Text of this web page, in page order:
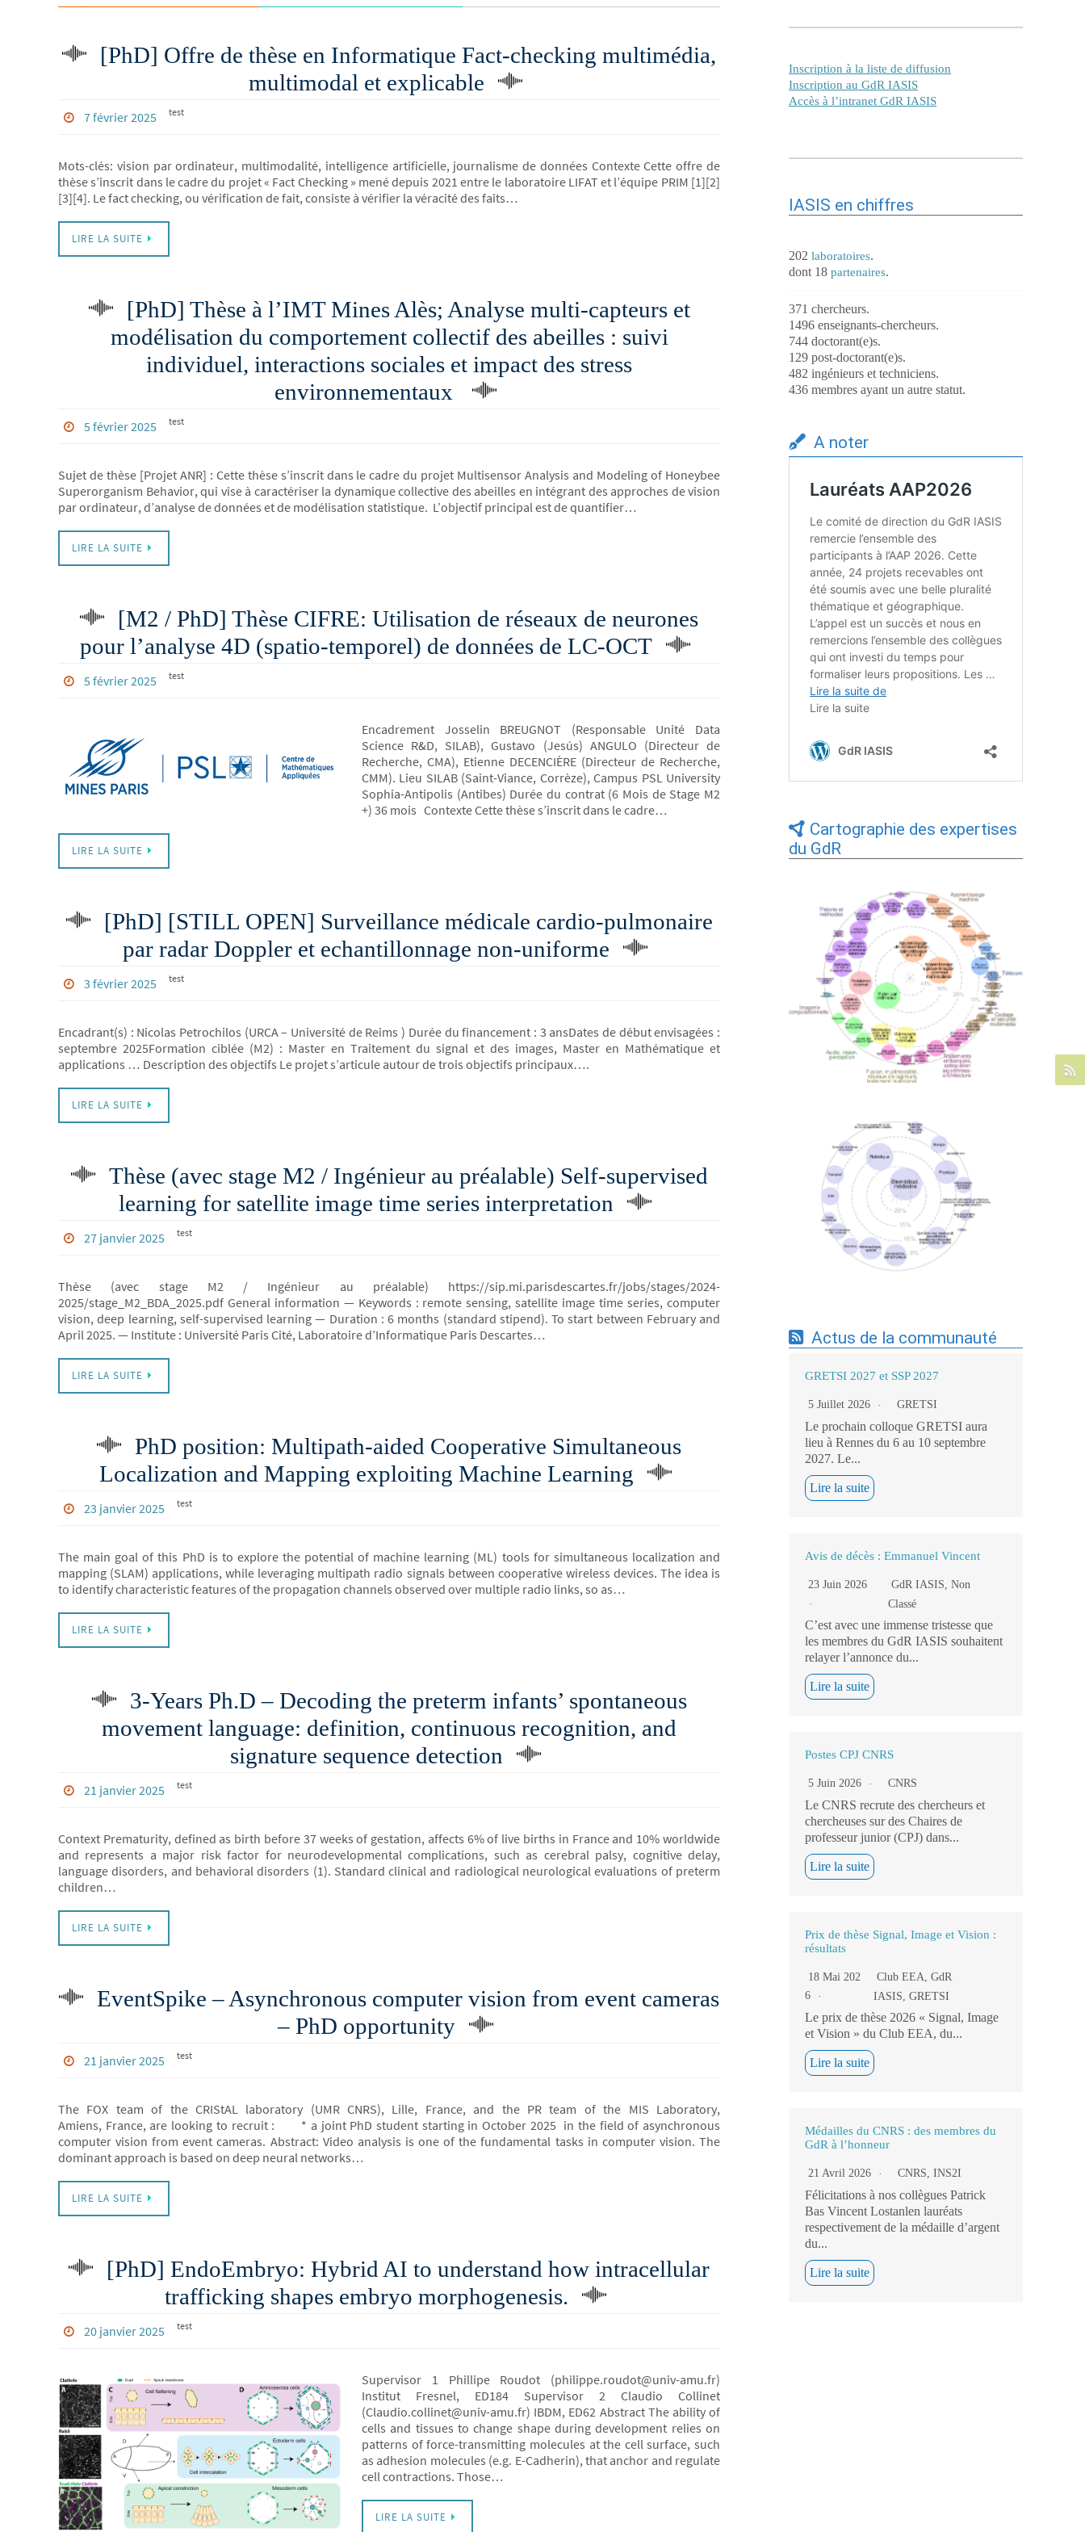
[PhD] Offre de thèse en Informatique Fact-checking multimédia,
multimodal et explicable
test
7 février 2025
Mots-clés: vision par ordinateur, multimodalité, intelligence artificielle, journalisme de données Contexte Cette offre de
thèse s’inscrit dans le cadre du projet « Fact Checking » mené depuis 2021 entre le laboratoire LIFAT et l’équipe PRIM [1][2]
[3][4]. Le fact checking, ou vérification de fait, consiste à vérifier la véracité des faits…
LIRE LA SUITE
[PhD] Thèse à l’IMT Mines Alès; Analyse multi-capteurs et
modélisation du comportement collectif des abeilles : suivi
individuel, interactions sociales et impact des stress
environnementaux
test
5 février 2025
Sujet de thèse [Projet ANR] : Cette thèse s’inscrit dans le cadre du projet Multisensor Analysis and Modeling of Honeybee
Superorganism Behavior, qui vise à caractériser la dynamique collective des abeilles en intégrant des approches de vision
par ordinateur, d’analyse de données et de modélisation statistique. L’objectif principal est de quantifier…
LIRE LA SUITE
[M2 / PhD] Thèse CIFRE: Utilisation de réseaux de neurones
pour l’analyse 4D (spatio-temporel) de données de LC-OCT
test
5 février 2025
Encadrement Josselin BREUGNOT (Responsable Unité Data
Science R&D, SILAB), Gustavo (Jesús) ANGULO (Directeur de
Recherche, CMA), Etienne DECENCIÈRE (Directeur de Recherche,
CMM). Lieu SILAB (Saint-Viance, Corrèze), Campus PSL University
Sophia-Antipolis (Antibes) Durée du contrat (6 Mois de Stage M2
+) 36 mois Contexte Cette thèse s’inscrit dans le cadre…
LIRE LA SUITE
[PhD] [STILL OPEN] Surveillance médicale cardio-pulmonaire
par radar Doppler et echantillonnage non-uniforme
test
3 février 2025
Encadrant(s) : Nicolas Petrochilos (URCA – Université de Reims ) Durée du financement : 3 ansDates de début envisagées :
septembre 2025Formation ciblée (M2) : Master en Traitement du signal et des images, Master en Mathématique et
applications … Description des objectifs Le projet s’articule autour de trois objectifs principaux….
LIRE LA SUITE
Thèse (avec stage M2 / Ingénieur au préalable) Self-supervised
learning for satellite image time series interpretation
test
27 janvier 2025
Thèse (avec stage M2 / Ingénieur au préalable) https://sip.mi.parisdescartes.fr/jobs/stages/2024-
2025/stage_M2_BDA_2025.pdf General information — Keywords : remote sensing, satellite image time series, computer
vision, deep learning, self-supervised learning — Duration : 6 months (standard stipend). To start between February and
April 2025. — Institute : Université Paris Cité, Laboratoire d’Informatique Paris Descartes…
LIRE LA SUITE
PhD position: Multipath-aided Cooperative Simultaneous
Localization and Mapping exploiting Machine Learning
test
23 janvier 2025
The main goal of this PhD is to explore the potential of machine learning (ML) tools for simultaneous localization and
mapping (SLAM) applications, while leveraging multipath radio signals between cooperative wireless devices. The idea is
to identify characteristic features of the propagation channels observed over multiple radio links, so as…
LIRE LA SUITE
3-Years Ph.D – Decoding the preterm infants’ spontaneous
movement language: definition, continuous recognition, and
signature sequence detection
test
21 janvier 2025
Context Prematurity, defined as birth before 37 weeks of gestation, affects 6% of live births in France and 10% worldwide
and represents a major risk factor for neurodevelopmental complications, such as cerebral palsy, cognitive delay,
language disorders, and behavioral disorders (1). Standard clinical and radiological neurological evaluations of preterm
children…
LIRE LA SUITE
EventSpike – Asynchronous computer vision from event cameras
– PhD opportunity
test
21 janvier 2025
The FOX team of the CRIStAL laboratory (UMR CNRS), Lille, France, and the PR team of the MIS Laboratory,
Amiens, France, are looking to recruit : * a joint PhD student starting in October 2025 in the field of asynchronous
computer vision from event cameras. Abstract: Video analysis is one of the fundamental tasks in computer vision. The
dominant approach is based on deep neural networks…
LIRE LA SUITE
[PhD] EndoEmbryo: Hybrid AI to understand how intracellular
trafficking shapes embryo morphogenesis.
test
20 janvier 2025
Supervisor 1 Phillipe Roudot (philippe.roudot@univ-amu.fr)
Institut Fresnel, ED184 Supervisor 2 Claudio Collinet
(Claudio.collinet@univ-amu.fr) IBDM, ED62 Abstract The ability of
cells and tissues to change shape during development relies on
patterns of force-transmitting molecules at the cell surface, such
as adhesion molecules (e.g. E-Cadherin), that anchor and regulate
cell contractions. Those…
LIRE LA SUITE
Inscription à la liste de diffusion
Inscription au GdR IASIS
Accès à l’intranet GdR IASIS
IASIS en chiffres
202 laboratoires.
dont 18 partenaires.
371 chercheurs.
1496 enseignants-chercheurs.
744 doctorant(e)s.
129 post-doctorant(e)s.
482 ingénieurs et techniciens.
436 membres ayant un autre statut.
A noter
Cartographie des expertises
du GdR
Expertises du GdR - cartographie par Axes
- 19/09/2025
Expertises du GdR - cartographie par mots-
clés applicatifs - 19/09/2025
Actus de la communauté
GRETSI 2027 et SSP 2027
5 Juillet 2026 GRETSI
Le prochain colloque GRETSI aura
lieu à Rennes du 6 au 10 septembre
2027. Le...
Lire la suite
Avis de décès : Emmanuel Vincent
23 Juin 2026 GdR IASIS,Non
Classé
C’est avec une immense tristesse que
les membres du GdR IASIS souhaitent
relayer l’annonce du...
Lire la suite
Postes CPJ CNRS
5 Juin 2026 CNRS
Le CNRS recrute des chercheurs et
chercheuses sur des Chaires de
professeur junior (CPJ) dans...
Lire la suite
Prix de thèse Signal, Image et Vision :
résultats
18 Mai 202
6
Club EEA,GdR
IASIS,GRETSI
Le prix de thèse 2026 « Signal, Image
et Vision » du Club EEA, du...
Lire la suite
Médailles du CNRS : des membres du
GdR à l’honneur
21 Avril 2026 CNRS, INS2I
Félicitations à nos collègues Patrick
Bas Vincent Lostanlen lauréats
respectivement de la médaille d’argent
du...
Lire la suite